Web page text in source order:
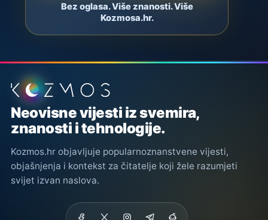
Bez oglasa. Više znanosti. Više
Kozmosa.hr.
Podnožje stranice
Neovisne vijesti iz svemira,
znanosti i tehnologije.
Kozmos.hr objavljuje popularnoznanstvene vijesti,
objašnjenja i kontekst za čitatelje koji žele razumjeti
svijet izvan naslova.